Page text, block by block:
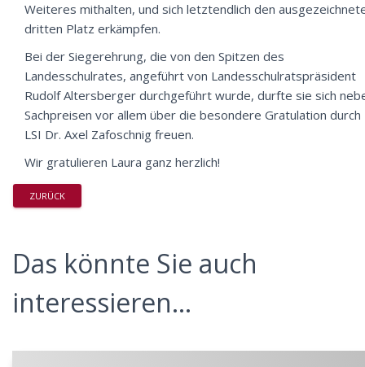
Weiteres mithalten, und sich letztendlich den
dritten Platz erkämpfen.
Bei der Siegerehrung, die von den Spitzen des
Landesschulrates, angeführt von Landesschulratspräsident
Rudolf Altersberger durchgeführt wurde, durfte sie sich
Sachpreisen vor allem über die besondere Gratulation durch
LSI Dr. Axel Zafoschnig freuen.
Wir gratulieren Laura ganz herzlich!
ZURÜCK
Das könnte Sie auch
interessieren...